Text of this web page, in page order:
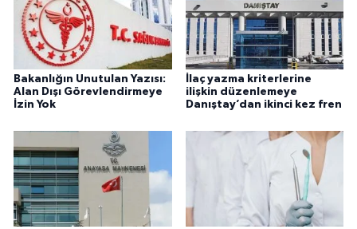
Bakanlığın Unutulan Yazısı:
Alan Dışı Görevlendirmeye
İzin Yok
İlaç yazma kriterlerine
ilişkin düzenlemeye
Danıştay’dan ikinci kez fren